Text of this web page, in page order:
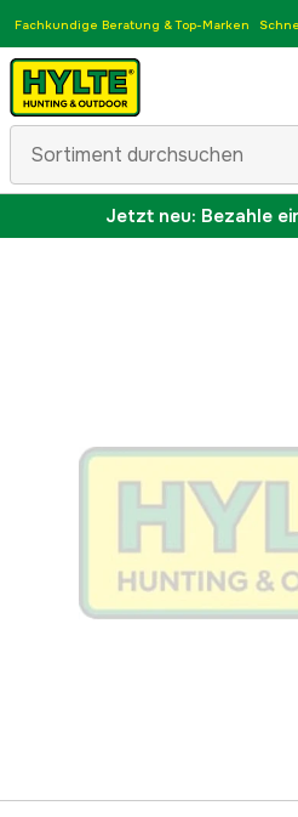
Fachkundige Beratung & Top-Marken
Jetzt neu: Bezahle